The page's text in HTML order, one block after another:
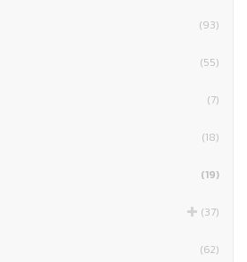
(93)
(55)
(7)
(18)
(19)
(37)
(62)